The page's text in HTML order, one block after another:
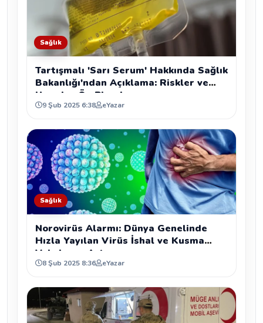
Sağlık
Tartışmalı 'Sarı Serum' Hakkında Sağlık
Bakanlığı'ndan Açıklama: Riskler ve
Uyarılar Ön Planda
9 Şub 2025 6:38 eYazar
Sağlık
Norovirüs Alarmı: Dünya Genelinde
Hızla Yayılan Virüs İshal ve Kusma
Vakalarını Artırıyor
8 Şub 2025 8:36 eYazar